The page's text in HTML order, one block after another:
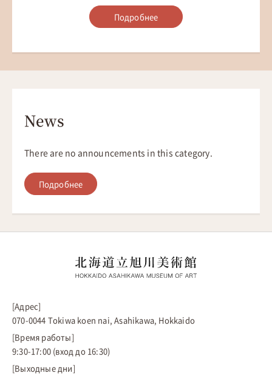
Подробнее
News
There are no announcements in this category.
Подробнее
[Адрес]
070-0044 Tokiwa koen nai, Asahikawa, Hokkaido
[Время работы]
9:30-17:00 (вход до 16:30)
[Выходные дни]